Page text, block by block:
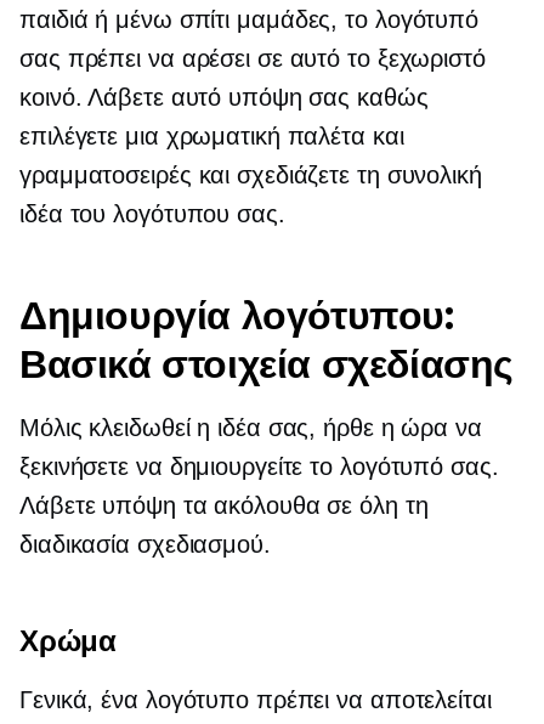
παιδιά ή μένω σπίτι μαμάδες, το λογότυπό
σας πρέπει να αρέσει σε αυτό το ξεχωριστό
κοινό. Λάβετε αυτό υπόψη σας καθώς
επιλέγετε μια χρωματική παλέτα και
γραμματοσειρές και σχεδιάζετε τη συνολική
ιδέα του λογότυπου σας.
Δημιουργία λογότυπου:
Βασικά στοιχεία σχεδίασης
Μόλις κλειδωθεί η ιδέα σας, ήρθε η ώρα να
ξεκινήσετε να δημιουργείτε το λογότυπό σας.
Λάβετε υπόψη τα ακόλουθα σε όλη τη
διαδικασία σχεδιασμού.
Χρώμα
Γενικά, ένα λογότυπο πρέπει να αποτελείται